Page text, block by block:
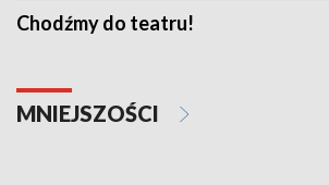
Chodźmy do teatru!
MNIEJSZOŚCI